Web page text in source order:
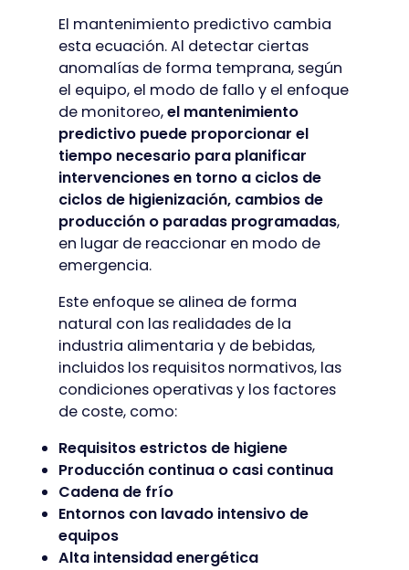
El mantenimiento predictivo cambia
esta ecuación. Al detectar ciertas
anomalías de forma temprana, según
el equipo, el modo de fallo y el enfoque
de monitoreo,el mantenimiento
predictivo puede proporcionar el
tiempo necesario para planificar
intervenciones en torno a ciclos de
ciclos de higienización, cambios de
producción o paradas programadas,
en lugar de reaccionar en modo de
emergencia.
Este enfoque se alinea de forma
natural con las realidades de la
industria alimentaria y de bebidas,
incluidos los requisitos normativos, las
condiciones operativas y los factores
de coste, como:
Requisitos estrictos de higiene
Producción continua o casi continua
Cadena de frío
Entornos con lavado intensivo de
equipos
Alta intensidad energética